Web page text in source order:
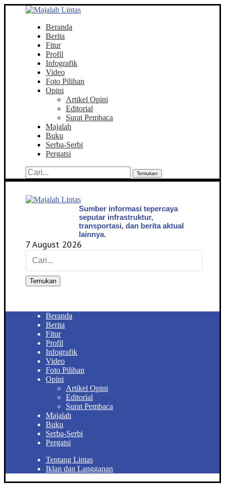
Beranda
Berita
Fitur
Profil
Infografik
Video
Foto Pilihan
Opini
Artikel Opini
Editorial
Surat Pembaca
Majalah
Buku
Serba-Serbi
Pergatsi
Temukan
Sumber informasi tepercaya
seputar infrastruktur,
transportasi, dan berita aktual
lainnya.
7 August 2026
Temukan
Beranda
Berita
Fitur
Profil
Infografik
Video
Foto Pilihan
Opini
Artikel Opini
Editorial
Surat Pembaca
Majalah
Buku
Serba-Serbi
Pergatsi
Tentang Lintas
Iklan dan Langganan